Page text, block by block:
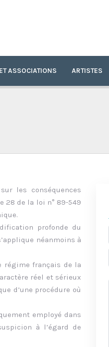
ASSOCIATIONS ARTISTES
les conséquences
28 de la loi n° 89-549
profonde du
néanmoins à
régime français de la
réel et sérieux
d’une procédure où
employé dans
à l’égard de